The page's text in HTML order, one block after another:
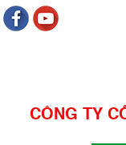
CÔNG TY